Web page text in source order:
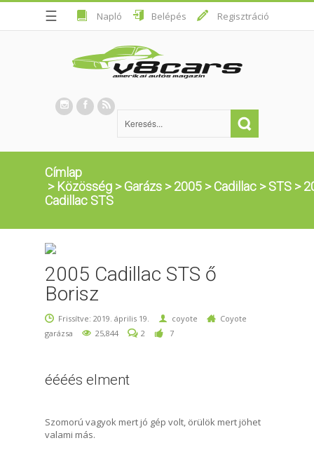
☰ Napló Belépés Regisztráció
Címlap
> Közösség >Garázs >2005 >Cadillac >STS >
Cadillac STS
2005 Cadillac STS ő
Borisz
Frissítve: 2019. április 19. coyote
Coyote
garázsa
25,844 2 7
éééés elment
Szomorú vagyok mert jó gép volt, örülök mert jöhet
valami más.